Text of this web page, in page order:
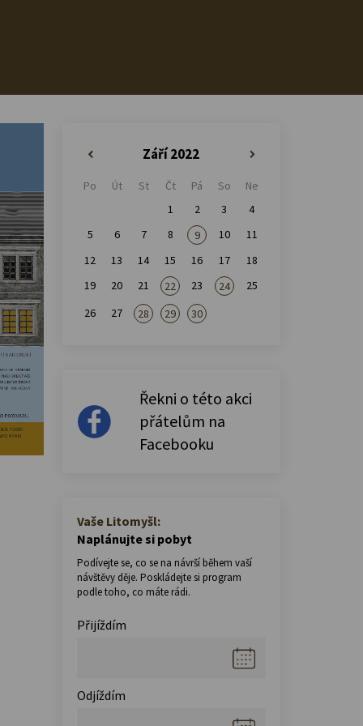
Září 2022
Po Út St Čt Pá So
Ne
1
2 3
4
5
6 7 8 9 10
11
12
13 14 15 16 17
18
19
20 21 22 23 24
25
26
27 28 29 30
Řekni o této akci
přátelům na
Facebooku
Vaše Litomyšl:
Naplánujte si pobyt
Podívejte se, co se na návrší během vaší
návštěvy děje. Poskládejte si program
podle toho, co máte rádi.
Přijíždím
Odjíždím